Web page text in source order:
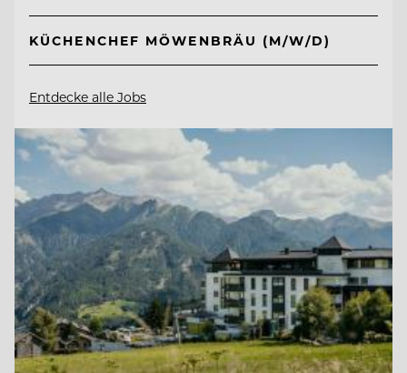
KÜCHENCHEF MÖWENBRÄU (M/W/D)
Entdecke alle Jobs